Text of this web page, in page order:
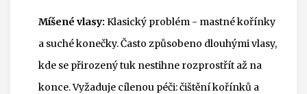
Míšené vlasy: Klasický problém - mastné kořínky
a suché konečky. Často způsobeno dlouhými vlasy,
kde se přirozený tuk nestihne rozprostřít až na
konce. Vyžaduje cílenou péči: čištění kořínků a